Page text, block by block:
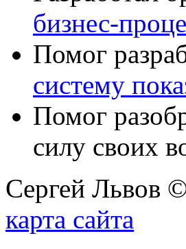
бизнес-
Помог
систему
Помог
силу своих
Сергей Львов
карта сайта